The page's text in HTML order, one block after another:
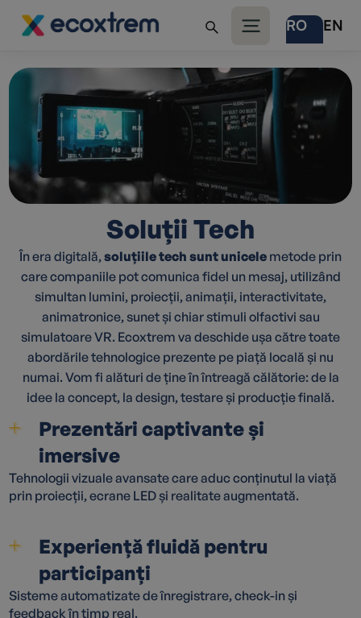
RO EN
Soluții Tech
În era digitală,soluțiile tech sunt unicele metode prin
care companiile pot comunica fidel un mesaj, utilizând
simultan lumini, proiecții, animații, interactivitate,
animatronice, sunet și chiar stimuli olfactivi sau
simulatoare VR. Ecoxtrem va deschide ușa către toate
abordările tehnologice prezente pe piață locală și nu
numai. Vom fi alături de ține în întreagă călătorie: de la
idee la concept, la design, testare și producție finală.
Prezentări captivante și
imersive
Tehnologii vizuale avansate care aduc conținutul la viață
prin proiecții, ecrane LED și realitate augmentată.
Experiență fluidă pentru
participanți
Sisteme automatizate de înregistrare, check-in și
feedback în timp real.